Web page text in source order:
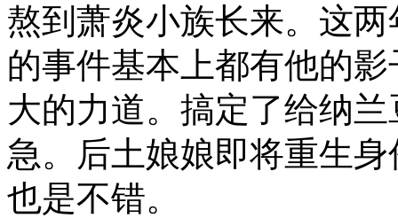
熬到萧炎小族长来。这
的事件基本上都有他的
大的力道。搞定了给纳
急。后土娘娘即将重生
也是不错。